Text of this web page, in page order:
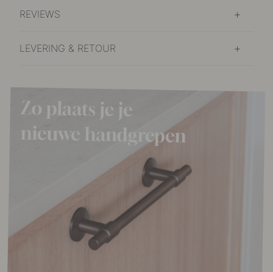
REVIEWS
LEVERING & RETOUR